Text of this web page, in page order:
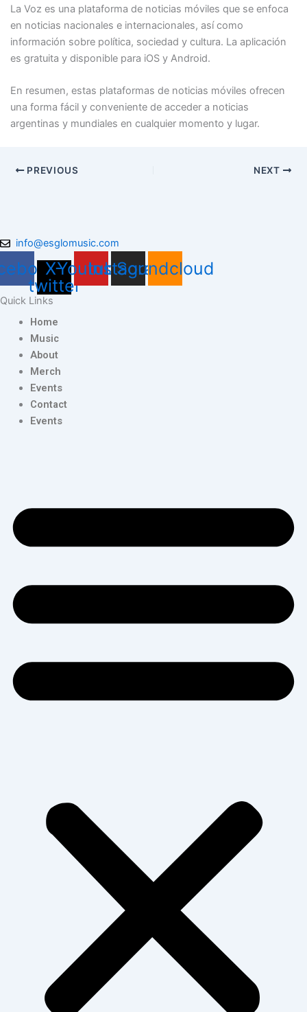
La Voz es una plataforma de noticias móviles que se enfoca
en noticias nacionales e internacionales, así como
información sobre política, sociedad y cultura. La aplicación
es gratuita y disponible para iOS y Android.
En resumen, estas plataformas de noticias móviles ofrecen
una forma fácil y conveniente de acceder a noticias
argentinas y mundiales en cualquier momento y lugar.
PREVIOUS NEXT
info@esglomusic.com
X-
twitter
Youtube
Instagram
Soundcloud
Quick Links
Home
Music
About
Merch
Events
Contact
Events